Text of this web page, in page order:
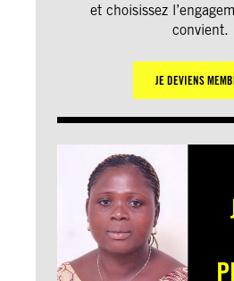
et choisissez
convient.
JE DEVIENS